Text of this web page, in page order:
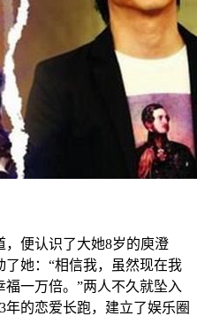
，便认识了大她8岁的庾澄
她：“相信我，虽然现在我
一万倍。”两人不久就坠入
的恋爱长跑，建立了娱乐圈